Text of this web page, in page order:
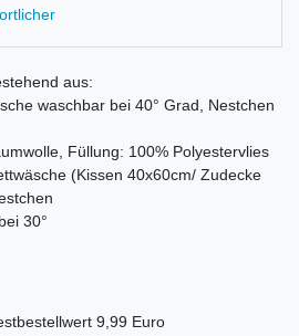
aus:
waschbar bei 40° Grad, Nestchen
Füllung: 100% Polyestervlies
(Kissen 40x60cm/ Zudecke
30°
9,99 Euro